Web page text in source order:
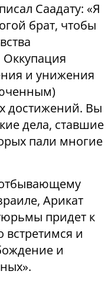
Саадату: «Я
брат, чтобы
Оккупация
и унижения
достижений. Вы
дела, ставшие
пали многие
Арикат
придет к
и
и